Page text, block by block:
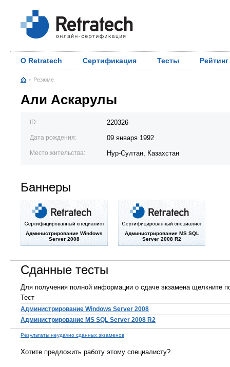
О Retratech Сертификация Тесты Рейтинг
Резюме
Али Аскарулы
ID: 220326
Дата рождения: 09 января 1992
Место жительства: Нур-Султан, Казахстан
Баннеры
Администрирование Windows
Server 2008
Администрирование MS SQL
Server 2008 R2
Сданные тесты
Для получения полной информации о сдаче экзамена щелкните
Тест
Администрирование Windows Server 2008
Администрирование MS SQL Server 2008 R2
Результаты неудачно сданных экзаменов
Хотите предложить работу этому специалисту?